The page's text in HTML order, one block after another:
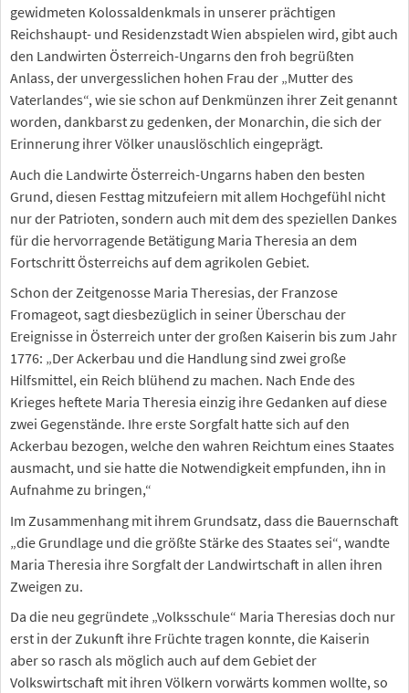
gewidmeten Kolossaldenkmals in unserer prächtigen
Reichshaupt- und Residenzstadt Wien abspielen wird, gibt auch
den Landwirten Österreich-Ungarns den froh begrüßten
Anlass, der unvergesslichen hohen Frau der „Mutter des
Vaterlandes“, wie sie schon auf Denkmünzen ihrer Zeit genannt
worden, dankbarst zu gedenken, der Monarchin, die sich der
Erinnerung ihrer Völker unauslöschlich eingeprägt.
Auch die Landwirte Österreich-Ungarns haben den besten
Grund, diesen Festtag mitzufeiern mit allem Hochgefühl nicht
nur der Patrioten, sondern auch mit dem des speziellen Dankes
für die hervorragende Betätigung Maria Theresia an dem
Fortschritt Österreichs auf dem agrikolen Gebiet.
Schon der Zeitgenosse Maria Theresias, der Franzose
Fromageot, sagt diesbezüglich in seiner Überschau der
Ereignisse in Österreich unter der großen Kaiserin bis zum Jahr
1776: „Der Ackerbau und die Handlung sind zwei große
Hilfsmittel, ein Reich blühend zu machen. Nach Ende des
Krieges heftete Maria Theresia einzig ihre Gedanken auf diese
zwei Gegenstände. Ihre erste Sorgfalt hatte sich auf den
Ackerbau bezogen, welche den wahren Reichtum eines Staates
ausmacht, und sie hatte die Notwendigkeit empfunden, ihn in
Aufnahme zu bringen,“
Im Zusammenhang mit ihrem Grundsatz, dass die Bauernschaft
„die Grundlage und die größte Stärke des Staates sei“, wandte
Maria Theresia ihre Sorgfalt der Landwirtschaft in allen ihren
Zweigen zu.
Da die neu gegründete „Volksschule“ Maria Theresias doch nur
erst in der Zukunft ihre Früchte tragen konnte, die Kaiserin
aber so rasch als möglich auch auf dem Gebiet der
Volkswirtschaft mit ihren Völkern vorwärts kommen wollte, so